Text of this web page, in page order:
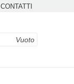
CONTATTI
Vuoto